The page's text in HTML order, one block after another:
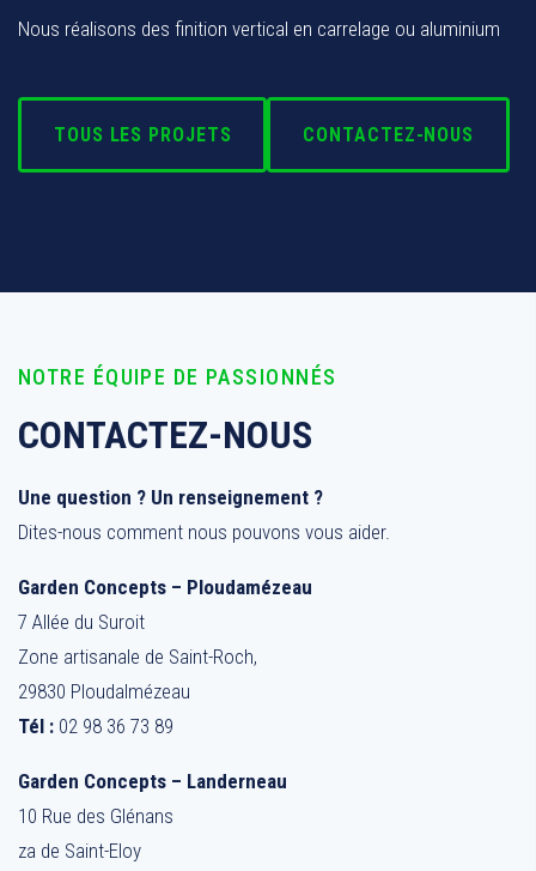
Nous réalisons des finition vertical en carrelage ou aluminium
TOUS LES PROJETS CONTACTEZ-NOUS
NOTRE ÉQUIPE DE PASSIONNÉS
CONTACTEZ-NOUS
Une question ? Un renseignement ?
Dites-nous comment nous pouvons vous aider.
Garden Concepts – Ploudamézeau
7 Allée du Suroit
Zone artisanale de Saint-Roch,
29830 Ploudalmézeau
Tél : 02 98 36 73 89
Garden Concepts – Landerneau
10 Rue des Glénans
za de Saint-Eloy